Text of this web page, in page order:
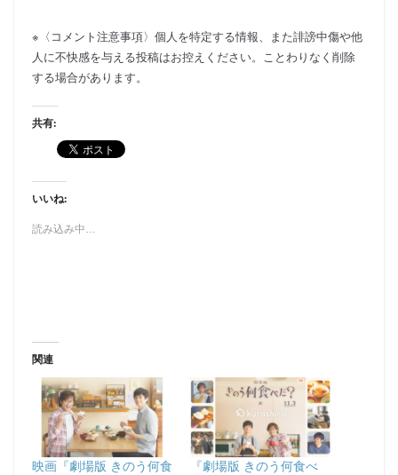
※〈コメント注意事項〉個人を特定する情報、また誹謗中傷や他
人に不快感を与える投稿はお控えください。ことわりなく削除
する場合があります。
共有:
いいね:
読み込み中…
関連
映画『劇場版 きのう何食
『劇場版 きのう何食べ